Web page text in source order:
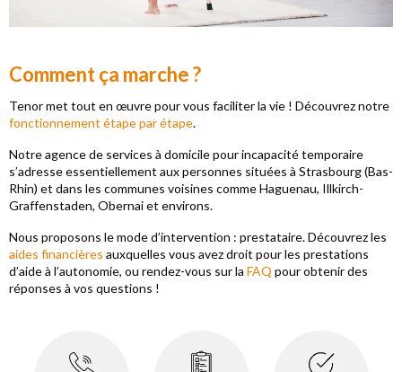
Comment ça marche ?
Tenor met tout en œuvre pour vous faciliter la vie ! Découvrez notre
fonctionnement étape par étape.
Notre agence de services à domicile pour incapacité temporaire
s’adresse essentiellement aux personnes situées à Strasbourg (Bas-
Rhin) et dans les communes voisines comme Haguenau, Illkirch-
Graffenstaden, Obernai et environs.
Nous proposons le mode d’intervention : prestataire. Découvrez les
aides financières auxquelles vous avez droit pour les prestations
d’aide à l’autonomie, ou rendez-vous sur la FAQ pour obtenir des
réponses à vos questions !